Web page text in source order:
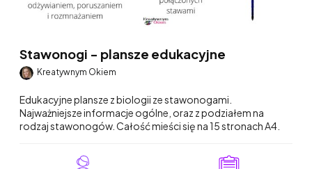
Stawonogi - plansze edukacyjne
Kreatywnym Okiem
Edukacyjne plansze z biologii ze stawonogami.
Najważniejsze informacje ogólne, oraz z podziałem na
rodzaj stawonogów. Całość mieści się na 15 stronach A4.